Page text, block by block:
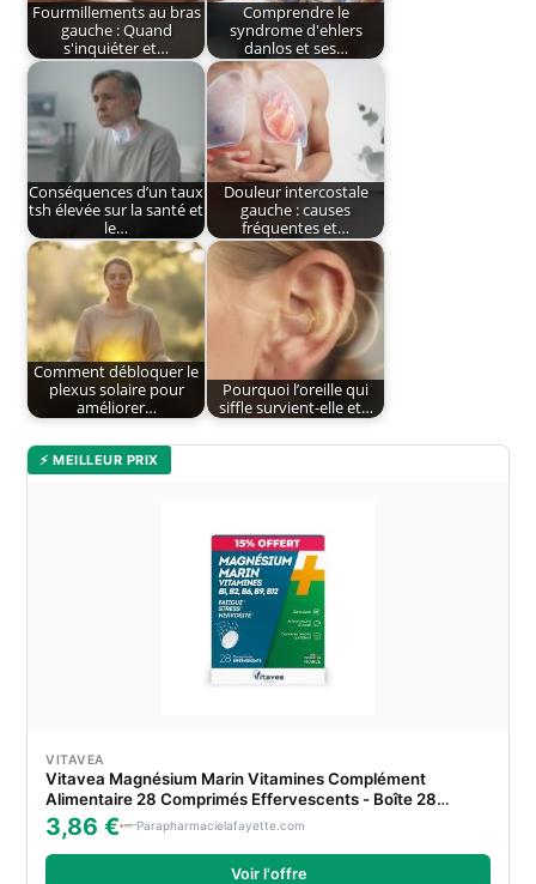
Fourmillements au bras
gauche : Quand
s'inquiéter et…
Comprendre le
syndrome d'ehlers
danlos et ses…
Conséquences d’un taux
tsh élevée sur la santé et
le…
Douleur intercostale
gauche : causes
fréquentes et…
Comment débloquer le
plexus solaire pour
améliorer…
Pourquoi l’oreille qui
siffle survient-elle et…
⚡ MEILLEUR PRIX
VITAVEA
Vitavea Magnésium Marin Vitamines Complément
Alimentaire 28 Comprimés Effervescents - Boîte 28
Comprimés Effervescent
3,86 € Parapharmacielafayette.com
Voir l'offre